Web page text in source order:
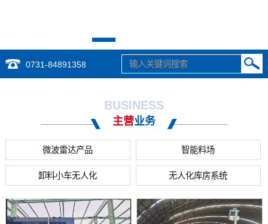
0731-84891358
BUSINESS
主营业务
微波雷达产品 智能料场
卸料小车无人化 无人化库房系统